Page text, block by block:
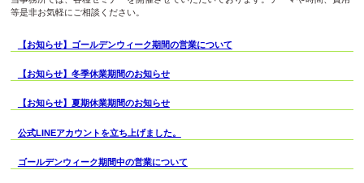
等是非お気軽にご相談ください。
【お知らせ】ゴールデンウィーク期間の営業について
【お知らせ】冬季休業期間のお知らせ
【お知らせ】夏期休業期間のお知らせ
公式LINEアカウントを立ち上げました。
ゴールデンウィーク期間中の営業について